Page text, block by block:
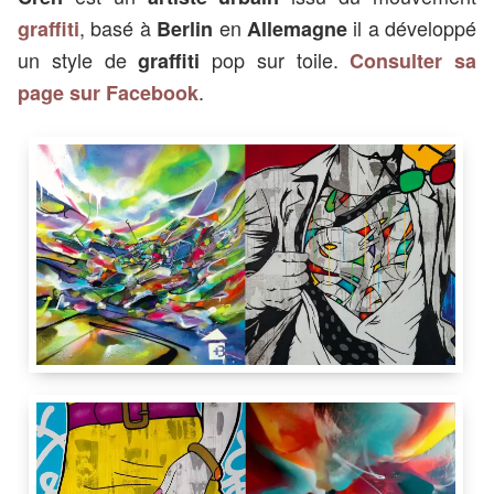
graffiti, basé à Berlin en Allemagneil a développé
un style degraffiti pop sur toile.Consulter sa
page sur Facebook.
Galerie Catherine Niederhauser ,Rue du Grand-Chêne 8,
1003
Cren
Nadib Bandi Galartis